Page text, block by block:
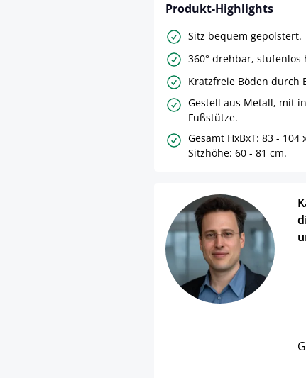
Produkt-Highlights
Sitz bequem gepolstert.
360° drehbar, stufenlos
Kratzfreie Böden durch
Gestell aus Metall, mit
Fußstütze.
Gesamt HxBxT: 83 - 104
Sitzhöhe: 60 - 81 cm.